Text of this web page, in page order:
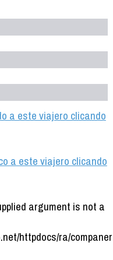
a este viajero clicando
a este viajero clicando
argument is not a
httpdocs/ra/